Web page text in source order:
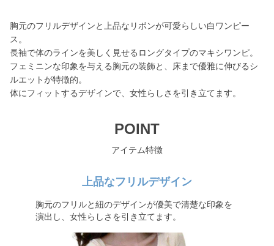
胸元のフリルデザインと上品なリボンが可愛らしい白ワンピー
ス。
長袖で体のラインを美しく見せるロングタイプのマキシワンピ。
フェミニンな印象を与える胸元の装飾と、床まで優雅に伸びるシ
ルエットが特徴的。
体にフィットするデザインで、女性らしさを引き立てます。
POINT
アイテム特徴
上品なフリルデザイン
胸元のフリルと紐のデザインが優美で清楚な印象を
演出し、女性らしさを引き立てます。